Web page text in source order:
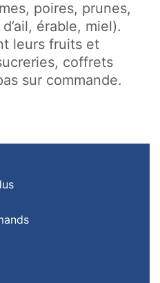
poires, prunes,
érable, miel).
leurs fruits et
coffrets
sur commande.